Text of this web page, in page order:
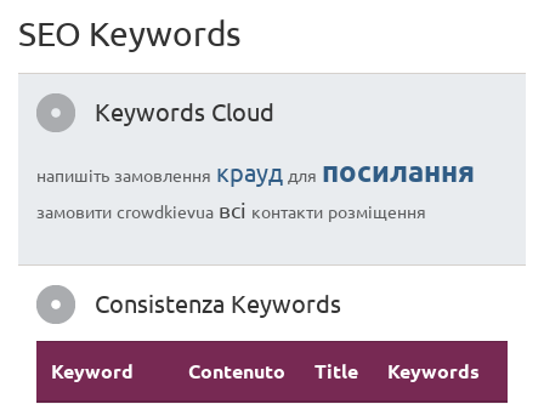
SEO Keywords
Keywords Cloud
напишіть замовлення крауд для посилання
замовити crowdkievua всі контакти розміщення
Consistenza Keywords
Keyword Contenuto Title Keywords